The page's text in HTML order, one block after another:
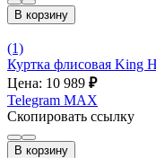
В корзину
(1)
Куртка флисовая King
Цена: 10 989 ₽
Telegram MAX
Скопировать ссылку
В корзину